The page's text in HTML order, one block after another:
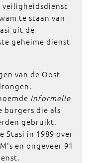
veiligheidsdienst
te staan van
uit de
geheime dienst
van de Oost-
Informelle
burgers die als
gebruikt.
Stasi in 1989 over
en ongeveer 91